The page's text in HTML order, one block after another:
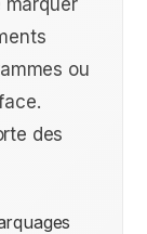
ou
des